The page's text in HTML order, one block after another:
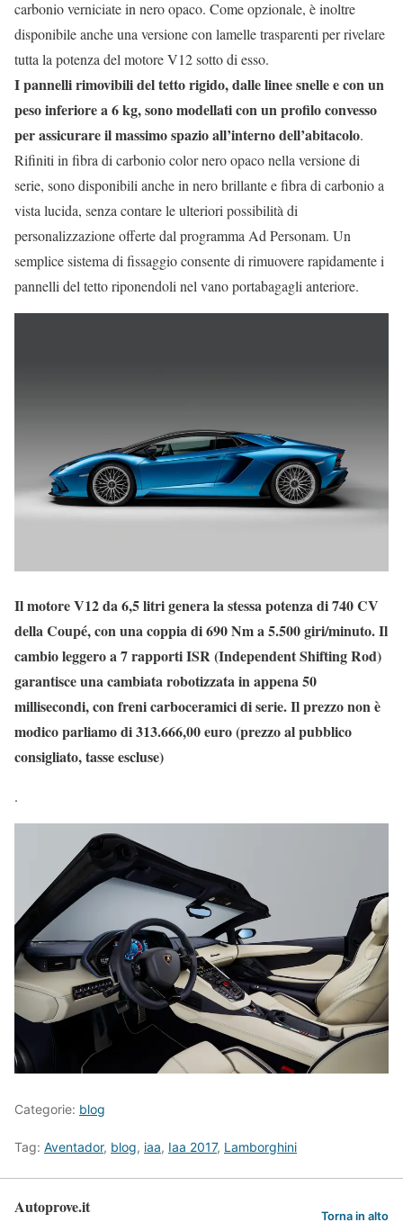
carbonio verniciate in nero opaco. Come opzionale, è inoltre
disponibile anche una versione con lamelle trasparenti per rivelare
tutta la potenza del motore V12 sotto di esso.
I pannelli rimovibili del tetto rigido, dalle linee snelle e con un
peso inferiore a 6 kg, sono modellati con un profilo convesso
per assicurare il massimo spazio all’interno dell’abitacolo.
Rifiniti in fibra di carbonio color nero opaco nella versione di
serie, sono disponibili anche in nero brillante e fibra di carbonio a
vista lucida, senza contare le ulteriori possibilità di
personalizzazione offerte dal programma Ad Personam. Un
semplice sistema di fissaggio consente di rimuovere rapidamente i
pannelli del tetto riponendoli nel vano portabagagli anteriore.
Il motore V12 da 6,5 litri genera la stessa potenza di 740 CV
della Coupé, con una coppia di 690 Nm a 5.500 giri/minuto. Il
cambio leggero a 7 rapporti ISR (Independent Shifting Rod)
garantisce una cambiata robotizzata in appena 50
millisecondi, con freni carboceramici di serie. Il prezzo non è
modico parliamo di 313.666,00 euro (prezzo al pubblico
consigliato, tasse escluse)
.
Categorie: blog
Tag: Aventador, blog, iaa, Iaa 2017, Lamborghini
Autoprove.it Torna in alto